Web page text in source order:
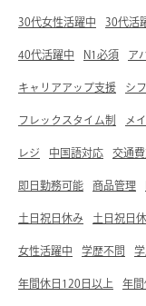
30代女性活躍中 30代活
40代活躍中 N1必須 ア
キャリアアップ支援 シ
フレックスタイム制 メ
レジ 中国語対応 交通
即日勤務可能 商品管理
土日祝日休み 土日祝日
女性活躍中 学歴不問
年間休日120日以上 年間